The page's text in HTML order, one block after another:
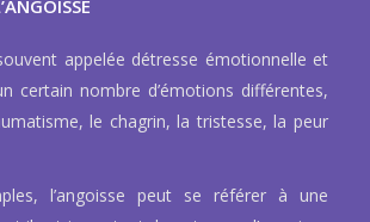
appelée détresse émotionnelle et
certain nombre d’émotions différentes,
le chagrin, la tristesse, la peur
l’angoisse peut se référer à une